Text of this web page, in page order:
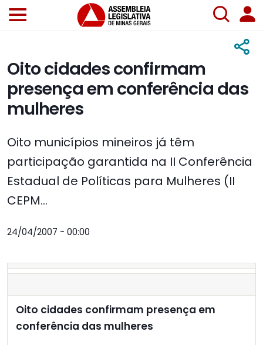
Oito cidades confirmam
presença em conferência das
mulheres
Oito municípios mineiros já têm
participação garantida na II Conferência
Estadual de Políticas para Mulheres (II
CEPM...
24/04/2007 - 00:00
Oito cidades confirmam presença em
conferência das mulheres